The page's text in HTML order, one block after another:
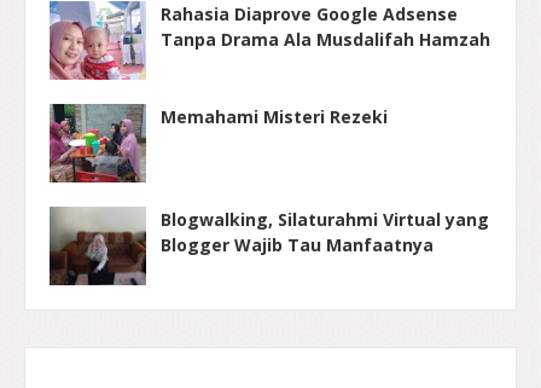
Rahasia Diaprove Google Adsense
Tanpa Drama Ala Musdalifah Hamzah
Memahami Misteri Rezeki
Blogwalking, Silaturahmi Virtual yang
Blogger Wajib Tau Manfaatnya